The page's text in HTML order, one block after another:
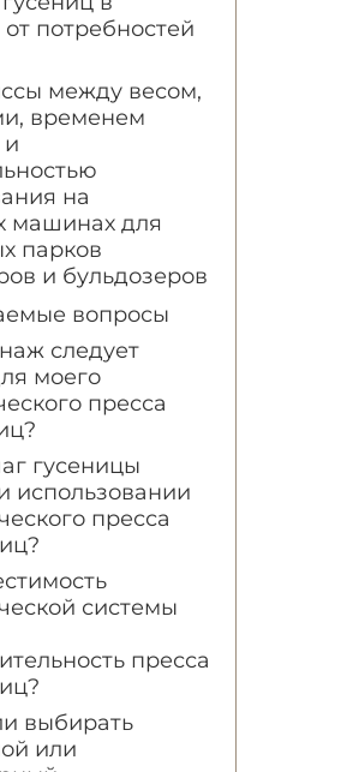
потребностей
между весом,
временем
и
на
машинах для
парков
и бульдозеров
вопросы
следует
моего
пресса
гусеницы
использовании
пресса
системы
пресса
выбирать
или